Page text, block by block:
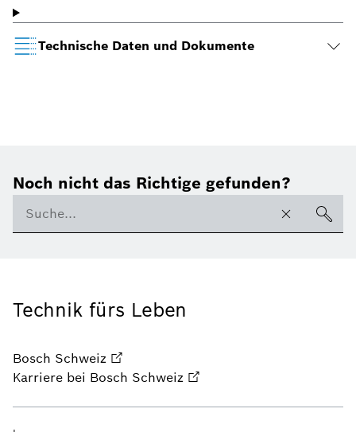
Technische Daten und Dokumente
Noch nicht das Richtige gefunden?
Technik fürs Leben
Bosch Schweiz
Karriere bei Bosch Schweiz